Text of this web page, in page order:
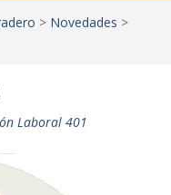
> Novedades >
Laboral 401